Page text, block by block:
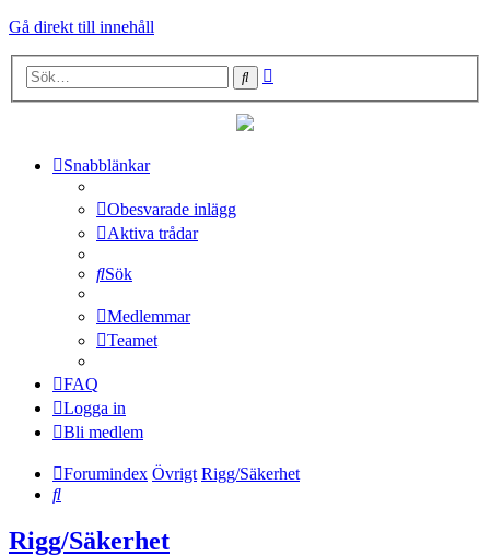
Gå direkt till innehåll
Sök
Snabblänkar
Obesvarade inlägg
Aktiva trådar
Sök
Medlemmar
Teamet
FAQ
Logga in
Bli medlem
Forumindex Övrigt Rigg/Säkerhet
Sök
Rigg/Säkerhet